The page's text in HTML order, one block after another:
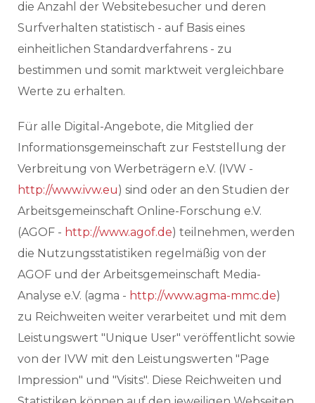
die Anzahl der Websitebesucher und deren
Surfverhalten statistisch - auf Basis eines
einheitlichen Standardverfahrens - zu
bestimmen und somit marktweit vergleichbare
Werte zu erhalten.
Für alle Digital-Angebote, die Mitglied der
Informationsgemeinschaft zur Feststellung der
Verbreitung von Werbeträgern e.V. (IVW -
http://www.ivw.eu) sind oder an den Studien der
Arbeitsgemeinschaft Online-Forschung e.V.
(AGOF - http://www.agof.de) teilnehmen, werden
die Nutzungsstatistiken regelmäßig von der
AGOF und der Arbeitsgemeinschaft Media-
Analyse e.V. (agma - http://www.agma-mmc.de)
zu Reichweiten weiter verarbeitet und mit dem
Leistungswert "Unique User" veröffentlicht sowie
von der IVW mit den Leistungswerten "Page
Impression" und "Visits". Diese Reichweiten und